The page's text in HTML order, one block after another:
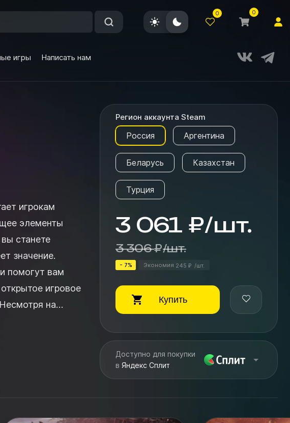
0 0
игры Написать нам
элементы
станете
значение.
помогут вам
на
Регион аккаунта Steam
Россия Аргентина
Беларусь Казахстан
Турция
3 061 ₽/шт.
3 306 ₽/шт.
- 7% Экономия 245 ₽ /шт.
Купить
Доступно для покупки
в Яндекс Сплит